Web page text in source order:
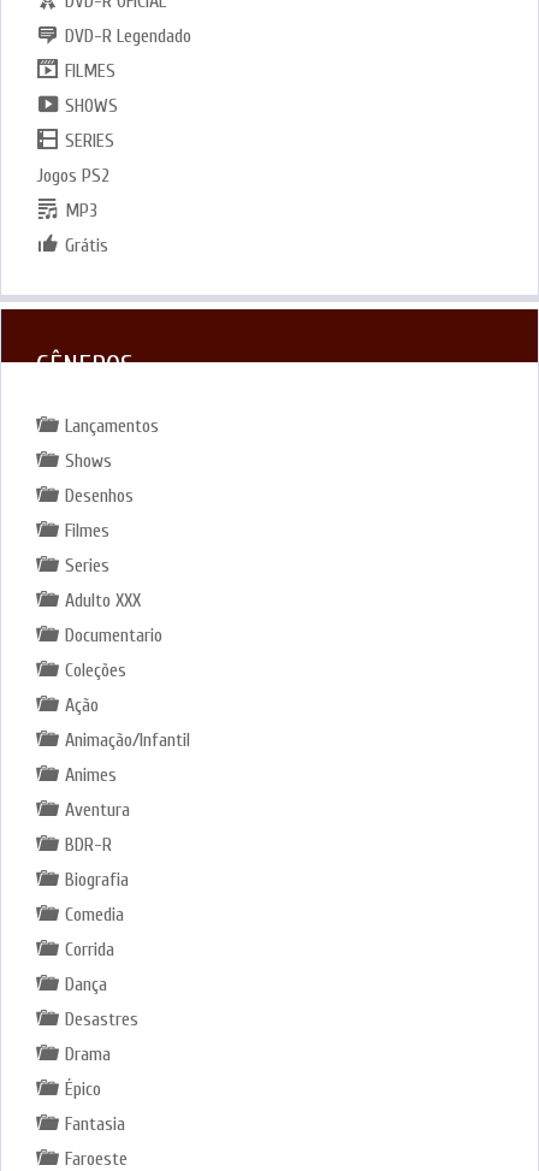
DVD-R Legendado
FILMES
SHOWS
SERIES
Jogos PS2
MP3
Grátis
GÊNEROS
Lançamentos
Shows
Desenhos
Filmes
Series
Adulto XXX
Documentario
Coleções
Ação
Animação/Infantil
Animes
Aventura
BDR-R
Biografia
Comedia
Corrida
Dança
Desastres
Drama
Épico
Fantasia
Faroeste